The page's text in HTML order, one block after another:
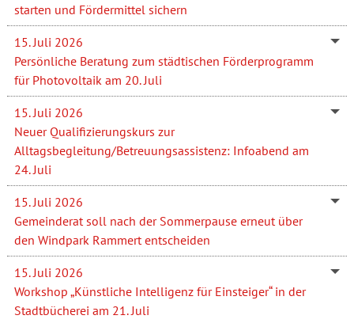
starten und Fördermittel sichern
15. Juli 2026
Persönliche Beratung zum städtischen Förderprogramm
für Photovoltaik am 20. Juli
15. Juli 2026
Neuer Qualifizierungskurs zur
Alltagsbegleitung/Betreuungsassistenz: Infoabend am
24. Juli
15. Juli 2026
Gemeinderat soll nach der Sommerpause erneut über
den Windpark Rammert entscheiden
15. Juli 2026
Workshop „Künstliche Intelligenz für Einsteiger“ in der
Stadtbücherei am 21. Juli